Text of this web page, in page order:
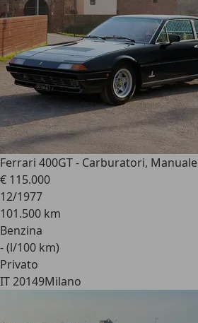
Ferrari 400GT - Carburatori, Manuale
€ 115.000
12/1977
101.500 km
Benzina
- (l/100 km)
Privato
IT 20149Milano